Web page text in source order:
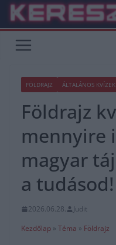
Skip
content
FÖLDRAJZ ÁLTALÁNOS KVÍZEK
Földrajz
mennyire
magyar
a tudásod!
2026.06.28.
Judit
Kezdőlap » Téma » Földrajz